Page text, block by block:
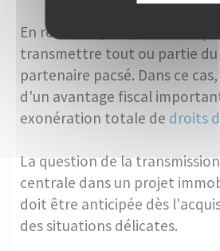
En revanche, un testament
transmettre tout ou partie du
partenaire pacsé. Dans ce
d'un avantage fiscal
exonération totale de droits
La question de la
centrale dans un projet
doit être anticipée dès
des situations délicates.